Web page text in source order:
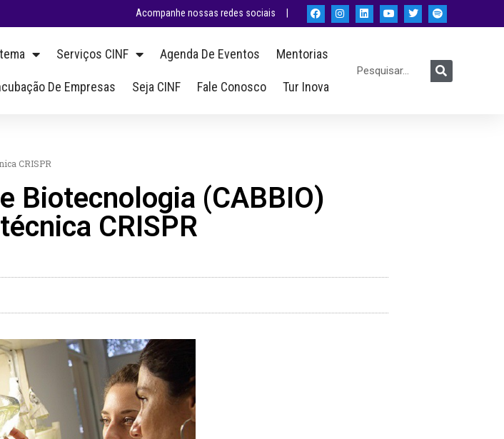
Acompanhe nossas redes sociais |
Serviços CINF Agenda De Eventos Mentorias
De Empresas Seja CINF Fale Conosco Tur Inova
CRISPR
Biotecnologia (CABBIO)
CRISPR